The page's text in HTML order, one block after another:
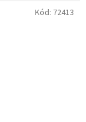
Kód: 72413